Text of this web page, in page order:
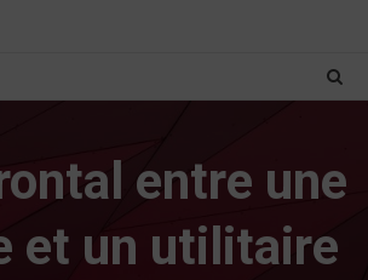
entre une
et un utilitaire